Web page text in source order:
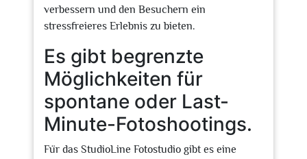
verbessern und den Besuchern ein
stressfreieres Erlebnis zu bieten.
Es gibt begrenzte
Möglichkeiten für
spontane oder Last-
Minute-Fotoshootings.
Für das StudioLine Fotostudio gibt es eine